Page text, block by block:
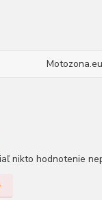
Motozona.eu
nikto hodnotenie